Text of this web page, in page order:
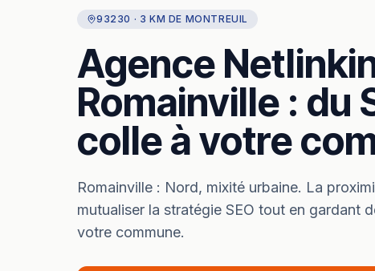
93230 · 3 KM DE MONTREUIL
Agence
Romainville : du
colle à votre
Romainville : Nord, mixité urbaine. La
mutualiser la stratégie SEO tout en gardant
votre commune.